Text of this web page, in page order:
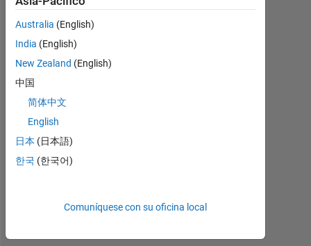
No
Endorsements
received
Australia (English)
India (English)
New Zealand (English)
中国
简体中文
English
日本 (日本語)
한국 (한국어)
Comuníquese con su oficina local